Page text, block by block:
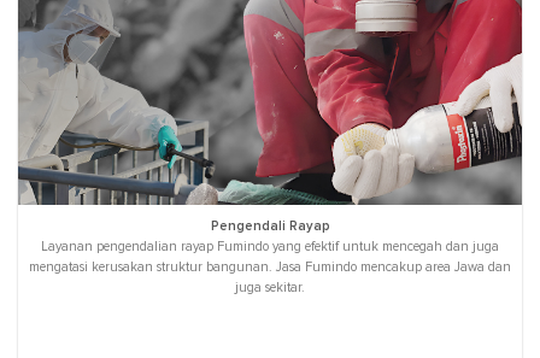
Pengendali Rayap
Layanan pengendalian rayap Fumindo yang efektif untuk mencegah dan juga
mengatasi kerusakan struktur bangunan. Jasa Fumindo mencakup area Jawa dan
juga sekitar.